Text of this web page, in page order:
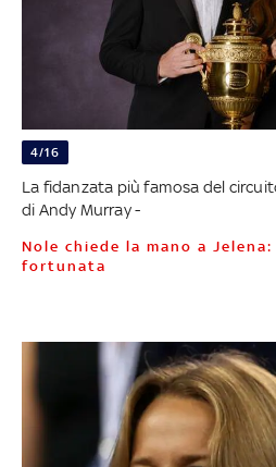
4/16
La fidanzata più famosa del
di Andy Murray -
Nole chiede la mano a Jelena: bella, benedetta e
fortunata